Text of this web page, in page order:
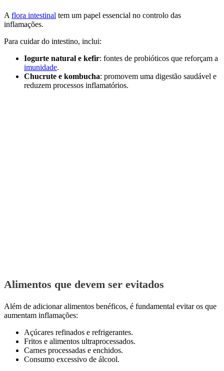
A flora intestinal tem um papel essencial no controlo das
inflamações.
Para cuidar do intestino, inclui:
Iogurte natural e kefir: fontes de probióticos que reforçam a
imunidade.
Chucrute e kombucha: promovem uma digestão saudável e
reduzem processos inflamatórios.
Alimentos que devem ser evitados
Além de adicionar alimentos benéficos, é fundamental evitar os que
aumentam inflamações:
Açúcares refinados e refrigerantes.
Fritos e alimentos ultraprocessados.
Carnes processadas e enchidos.
Consumo excessivo de álcool.